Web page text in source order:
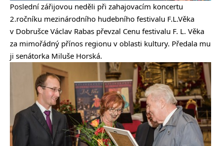
Poslední zářijovou neděli při zahajovacím koncertu
2.ročníku mezinárodního hudebního festivalu F.L.Věka
v Dobrušce Václav Rabas převzal Cenu festivalu F. L. Věka
za mimořádný přínos regionu v oblasti kultury. Předala mu
ji senátorka Miluše Horská.